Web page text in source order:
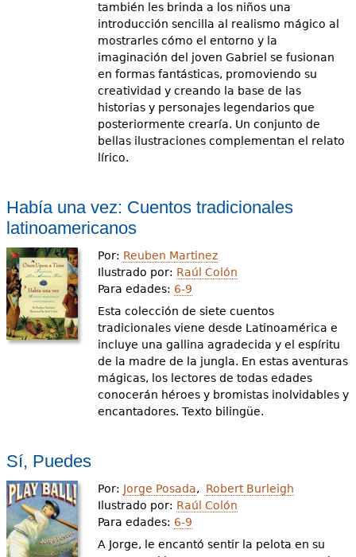
también les brinda a los niños una
introducción sencilla al realismo mágico al
mostrarles cómo el entorno y la
imaginación del joven Gabriel se fusionan
en formas fantásticas, promoviendo su
creatividad y creando la base de las
historias y personajes legendarios que
posteriormente crearía. Un conjunto de
bellas ilustraciones complementan el relato
lírico.
Había una vez: Cuentos tradicionales
latinoamericanos
Por: Reuben Martinez
Ilustrado por: Raúl Colón
Para edades: 6-9
Esta colección de siete cuentos
tradicionales viene desde Latinoamérica e
incluye una gallina agradecida y el espíritu
de la madre de la jungla. En estas aventuras
mágicas, los lectores de todas edades
conocerán héroes y bromistas inolvidables y
encantadores. Texto bilingüe.
Sí, Puedes
Por: Jorge Posada
Robert Burleigh
Ilustrado por: Raúl Colón
Para edades: 6-9
A Jorge, le encantó sentir la pelota en su